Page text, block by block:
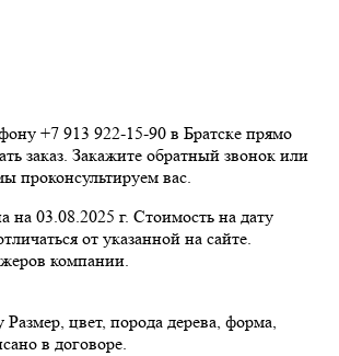
+7 913 922-15-90 в Братске прямо
заказ. Закажите обратный звонок или
проконсультируем вас.
на 03.08.2025 г. Стоимость на дату
от указанной на сайте.
компании.
Размер, цвет, порода дерева, форма,
в договоре.